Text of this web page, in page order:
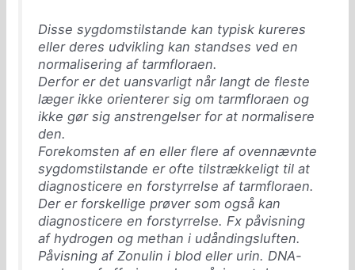
Disse sygdomstilstande kan typisk kureres
eller deres udvikling kan standses ved en
normalisering af tarmfloraen.
Derfor er det uansvarligt når langt de fleste
læger ikke orienterer sig om tarmfloraen og
ikke gør sig anstrengelser for at normalisere
den.
Forekomsten af en eller flere af ovennævnte
sygdomstilstande er ofte tilstrækkeligt til at
diagnosticere en forstyrrelse af tarmfloraen.
Der er forskellige prøver som også kan
diagnosticere en forstyrrelse. Fx påvisning
af hydrogen og methan i udåndingsluften.
Påvisning af Zonulin i blod eller urin. DNA-